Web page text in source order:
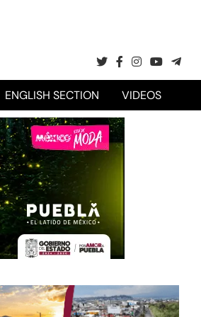
ENGLISH SECTION VIDEOS